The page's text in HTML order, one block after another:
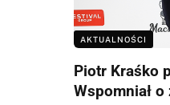
AKTUALNOŚCI
Piotr Kraśko
Wspomniał